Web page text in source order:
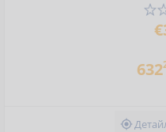
632
